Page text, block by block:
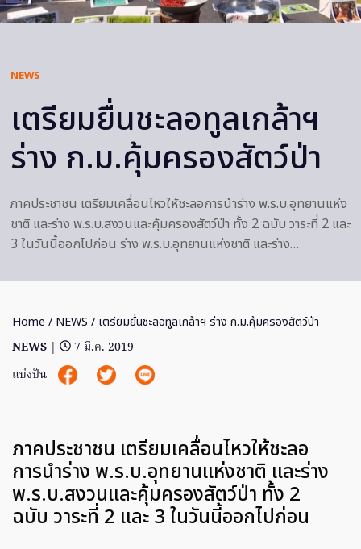
NEWS
เตรียมยื่นชะลอทูลเกล้าฯ
ร่าง ก.ม.คุ้มครองสัตว์ป่า
ภาคประชาชน เตรียมเคลื่อนไหวให้ชะลอการนำร่าง พ.ร.บ.อุทยานแห่ง
ชาติ และร่าง พ.ร.บ.สงวนและคุ้มครองสัตว์ป่า ทั้ง 2 ฉบับ วาระที่ 2 และ
3 ในวันนี้ออกไปก่อน ร่าง พ.ร.บ.อุทยานแห่งชาติ และร่าง…
Home / NEWS / เตรียมยื่นชะลอทูลเกล้าฯ ร่าง ก.ม.คุ้มครองสัตว์ป่า
NEWS |
7 มี.ค. 2019
แบ่งปัน
ภาคประชาชน เตรียมเคลื่อนไหวให้ชะลอ
การนำร่าง พ.ร.บ.อุทยานแห่งชาติ และร่าง
พ.ร.บ.สงวนและคุ้มครองสัตว์ป่า ทั้ง 2
ฉบับ วาระที่ 2 และ 3 ในวันนี้ออกไปก่อน